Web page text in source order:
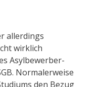
allerdings
wirklich
Asylbewerber-
Normalerweise
den Bezug